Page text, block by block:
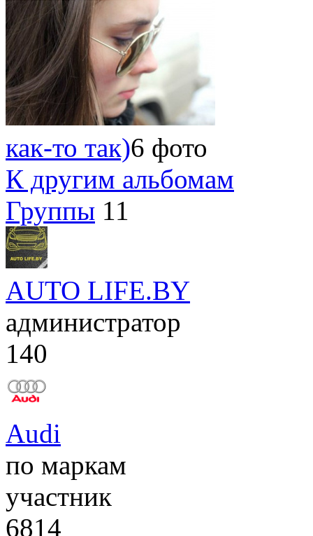
как-то так)6 фото
К другим альбомам
Группы 11
AUTO LIFE.BY
администратор
140
Audi
по маркам
участник
6814